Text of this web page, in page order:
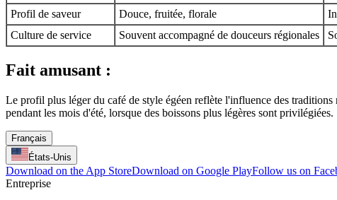
Profil de saveur
Douce, fruitée, florale
Culture de service
Souvent accompagné de douceurs régionales
Fait amusant :
Le profil plus léger du café de style égéen reflète l'influence des
pendant les mois d'été, lorsque des boissons plus légères sont privilégiées.
Français
États-Unis
Download on the App StoreDownload on Google PlayFollow us on
Entreprise